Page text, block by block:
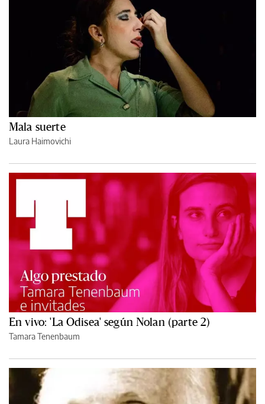
Mala suerte
Laura Haimovichi
En vivo: 'La Odisea' según Nolan (parte 2)
Tamara Tenenbaum